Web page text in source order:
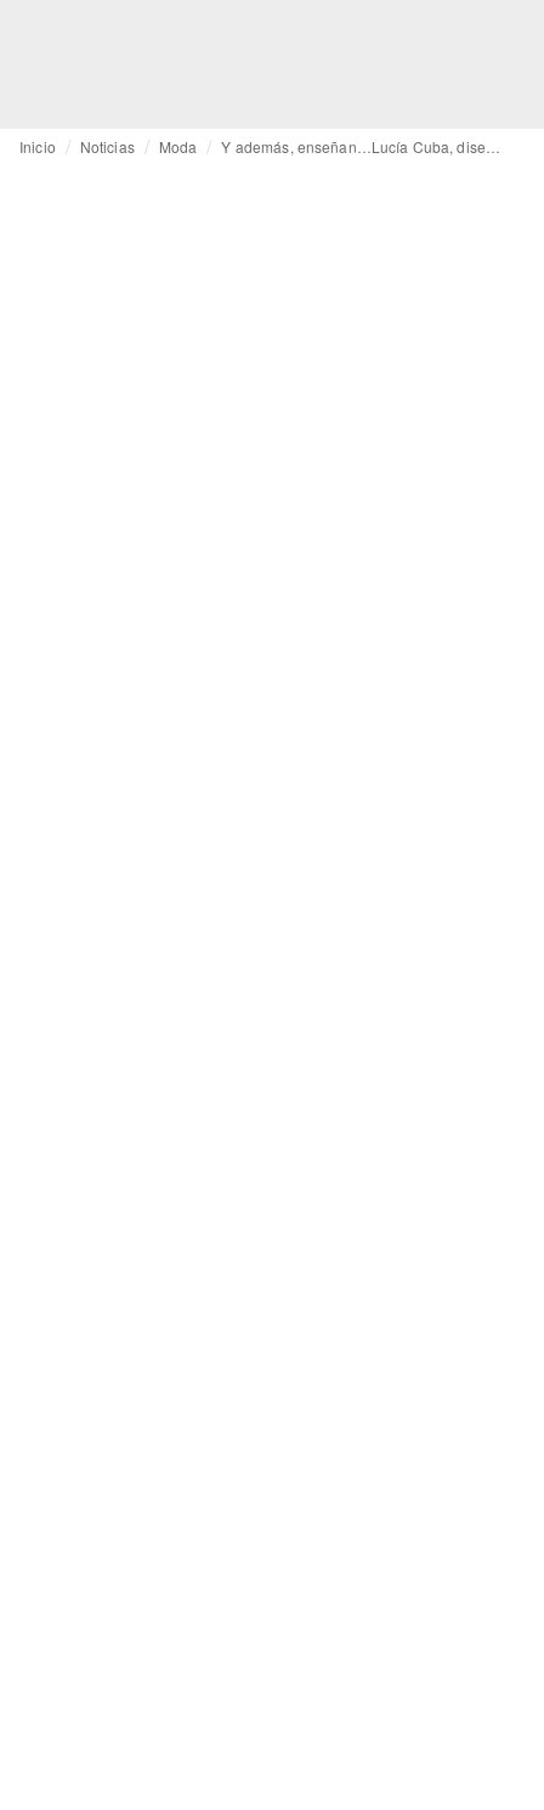
Inicio Noticias Moda